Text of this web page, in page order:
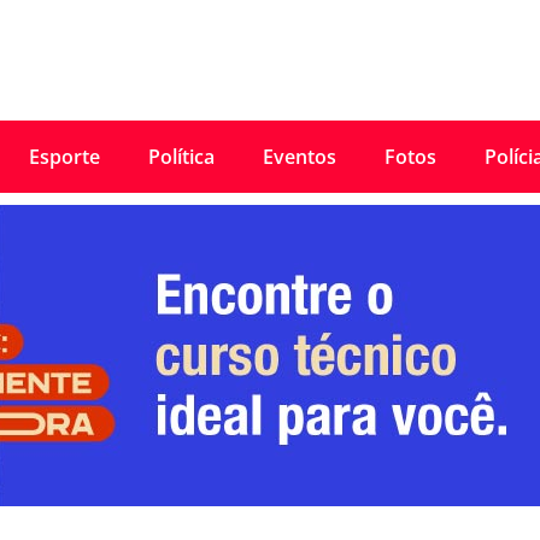
Esporte Política Eventos Fotos